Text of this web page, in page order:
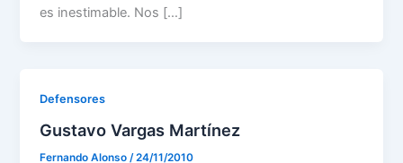
es inestimable. Nos […]
Defensores
Gustavo Vargas Martínez
Fernando Alonso/24/11/2010